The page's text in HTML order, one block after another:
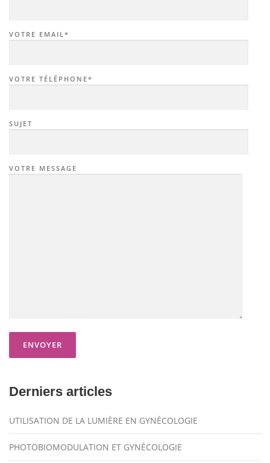
VOTRE EMAIL*
VOTRE TÉLÉPHONE*
SUJET
VOTRE MESSAGE
Derniers articles
UTILISATION DE LA LUMIÈRE EN GYNÉCOLOGIE
PHOTOBIOMODULATION ET GYNÉCOLOGIE